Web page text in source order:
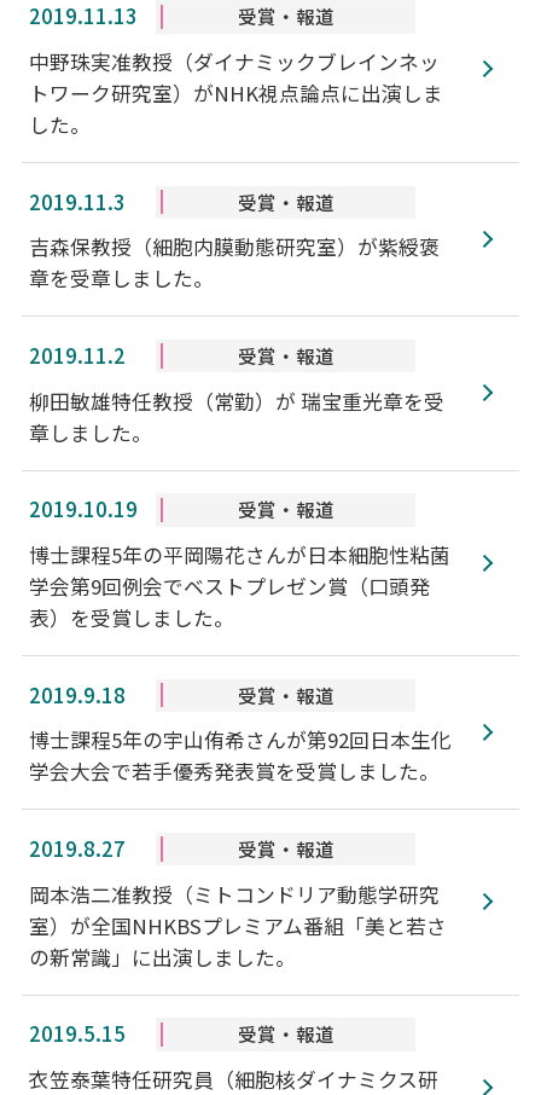
2019.11.13 受賞・報道
中野珠実准教授（ダイナミックブレインネッ
トワーク研究室）がNHK視点論点に出演しま
した。
2019.11.3 受賞・報道
吉森保教授（細胞内膜動態研究室）が紫綬褒
章を受章しました。
2019.11.2 受賞・報道
柳田敏雄特任教授（常勤）が 瑞宝重光章を受
章しました。
2019.10.19 受賞・報道
博士課程5年の平岡陽花さんが日本細胞性粘菌
学会第9回例会でベストプレゼン賞（口頭発
表）を受賞しました。
2019.9.18 受賞・報道
博士課程5年の宇山侑希さんが第92回日本生化
学会大会で若手優秀発表賞を受賞しました。
2019.8.27 受賞・報道
岡本浩二准教授（ミトコンドリア動態学研究
室）が全国NHKBSプレミアム番組「美と若さ
の新常識」に出演しました。
2019.5.15 受賞・報道
衣笠泰葉特任研究員（細胞核ダイナミクス研